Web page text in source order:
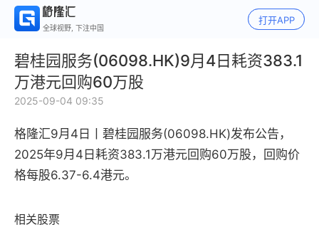
全球视野, 下注中国
打开APP
碧桂园服务(06098.HK)9月4日耗资383.1
万港元回购60万股
2025-09-04 09:35
格隆汇9月4日丨 碧桂园服务(06098.HK)发布公告，
2025年9月4日耗资383.1万港元回购60万股，回购价
格每股6.37-6.4港元。
相关股票